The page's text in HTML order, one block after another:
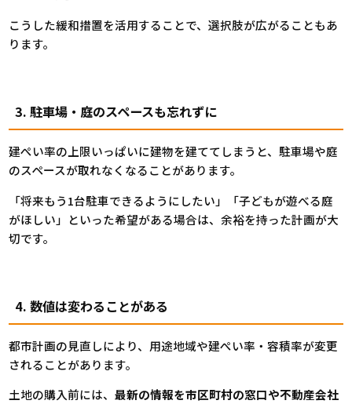
こうした緩和措置を活用することで、選択肢が広がることもあ
ります。
3. 駐車場・庭のスペースも忘れずに
建ぺい率の上限いっぱいに建物を建ててしまうと、駐車場や庭
のスペースが取れなくなることがあります。
「将来もう1台駐車できるようにしたい」「子どもが遊べる庭
がほしい」といった希望がある場合は、余裕を持った計画が大
切です。
4. 数値は変わることがある
都市計画の見直しにより、用途地域や建ぺい率・容積率が変更
されることがあります。
土地の購入前には、最新の情報を市区町村の窓口や不動産会社